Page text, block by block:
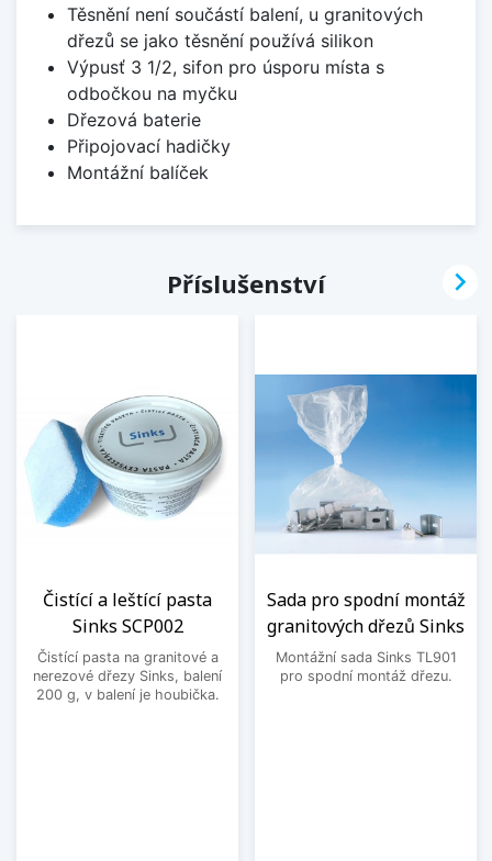
Těsnění není součástí balení, u granitových
dřezů se jako těsnění používá silikon
Výpusť 3 1/2, sifon pro úsporu místa s
odbočkou na myčku
Dřezová baterie
Připojovací hadičky
Montážní balíček
Příslušenství
Čistící a leštící pasta
Sinks SCP002
Čistící pasta na granitové a
nerezové dřezy Sinks, balení
200 g, v balení je houbička.
Sada pro spodní montáž
granitových dřezů Sinks
Montážní sada Sinks TL901
pro spodní montáž dřezu.
